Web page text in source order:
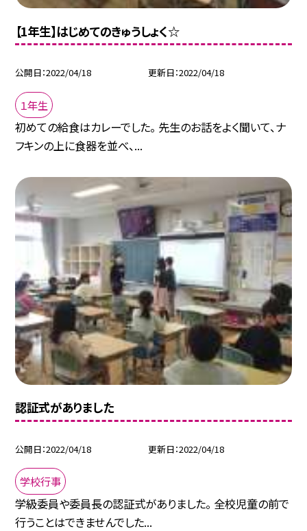
【1年生】はじめてのきゅうしょく☆
公開日 2022/04/18 更新日 2022/04/18
１年生
初めての給食はカレーでした。 先生のお話をよく聞いて、ナ
フキンの上に食器を並べ、...
認証式がありました
公開日 2022/04/18 更新日 2022/04/18
学校行事
学級委員や委員長の認証式がありました。 全校児童の前で
行うことはできませんでした...